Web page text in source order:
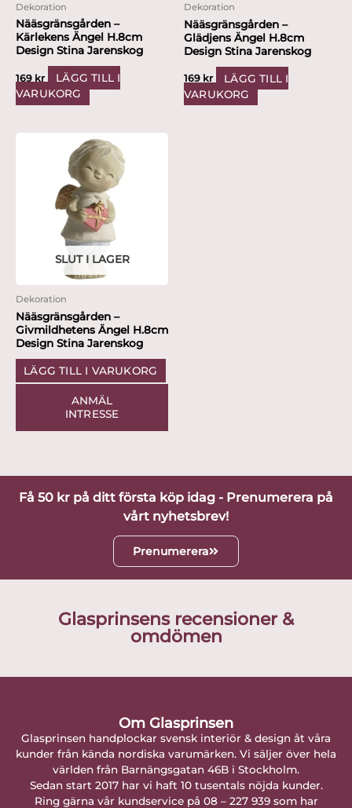
Dekoration
Nääsgränsgården –
Kärlekens Ängel H.8cm
Design Stina Jarenskog
169 kr
LÄGG TILL I
VARUKORG
Dekoration
Nääsgränsgården –
Glädjens Ängel H.8cm
Design Stina Jarenskog
169 kr
LÄGG TILL I
VARUKORG
SLUT I LAGER
Dekoration
Nääsgränsgården –
Givmildhetens Ängel H.8cm
Design Stina Jarenskog
LÄGG TILL I VARUKORG
ANMÄL
INTRESSE
Få 50 kr på ditt första köp idag - Prenumerera på
vårt nyhetsbrev!
Prenumerera
Glasprinsens recensioner &
omdömen
Om Glasprinsen
Glasprinsen handplockar svensk interiör & design åt våra
kunder från kända nordiska varumärken. Vi säljer över hela
världen från Barnängsgatan 46B i Stockholm.
Sedan start 2017 har vi haft 10 tusentals nöjda kunder.
Ring gärna vår kundservice på 08 – 227 939 som har